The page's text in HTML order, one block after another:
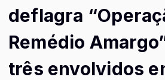
deflagra
Remédio
três envolvidos